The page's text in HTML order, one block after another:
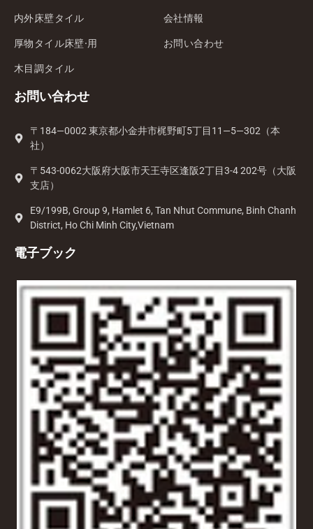
内外床壁タイル
厚物タイル床壁·用
木目調タイル
会社情報
お問い合わせ
お問い合わせ
〒184—0002 東京都小金井市梶野町5丁目11—5—302（本
社）
〒543-0062大阪府大阪市天王寺区逢阪2丁目3-4 202号（大阪
支店）
E9/199B, Group 9, Hamlet 6, Tan Nhut Commune, Binh Chanh
District, Ho Chi Minh City,Vietnam
電子ブック